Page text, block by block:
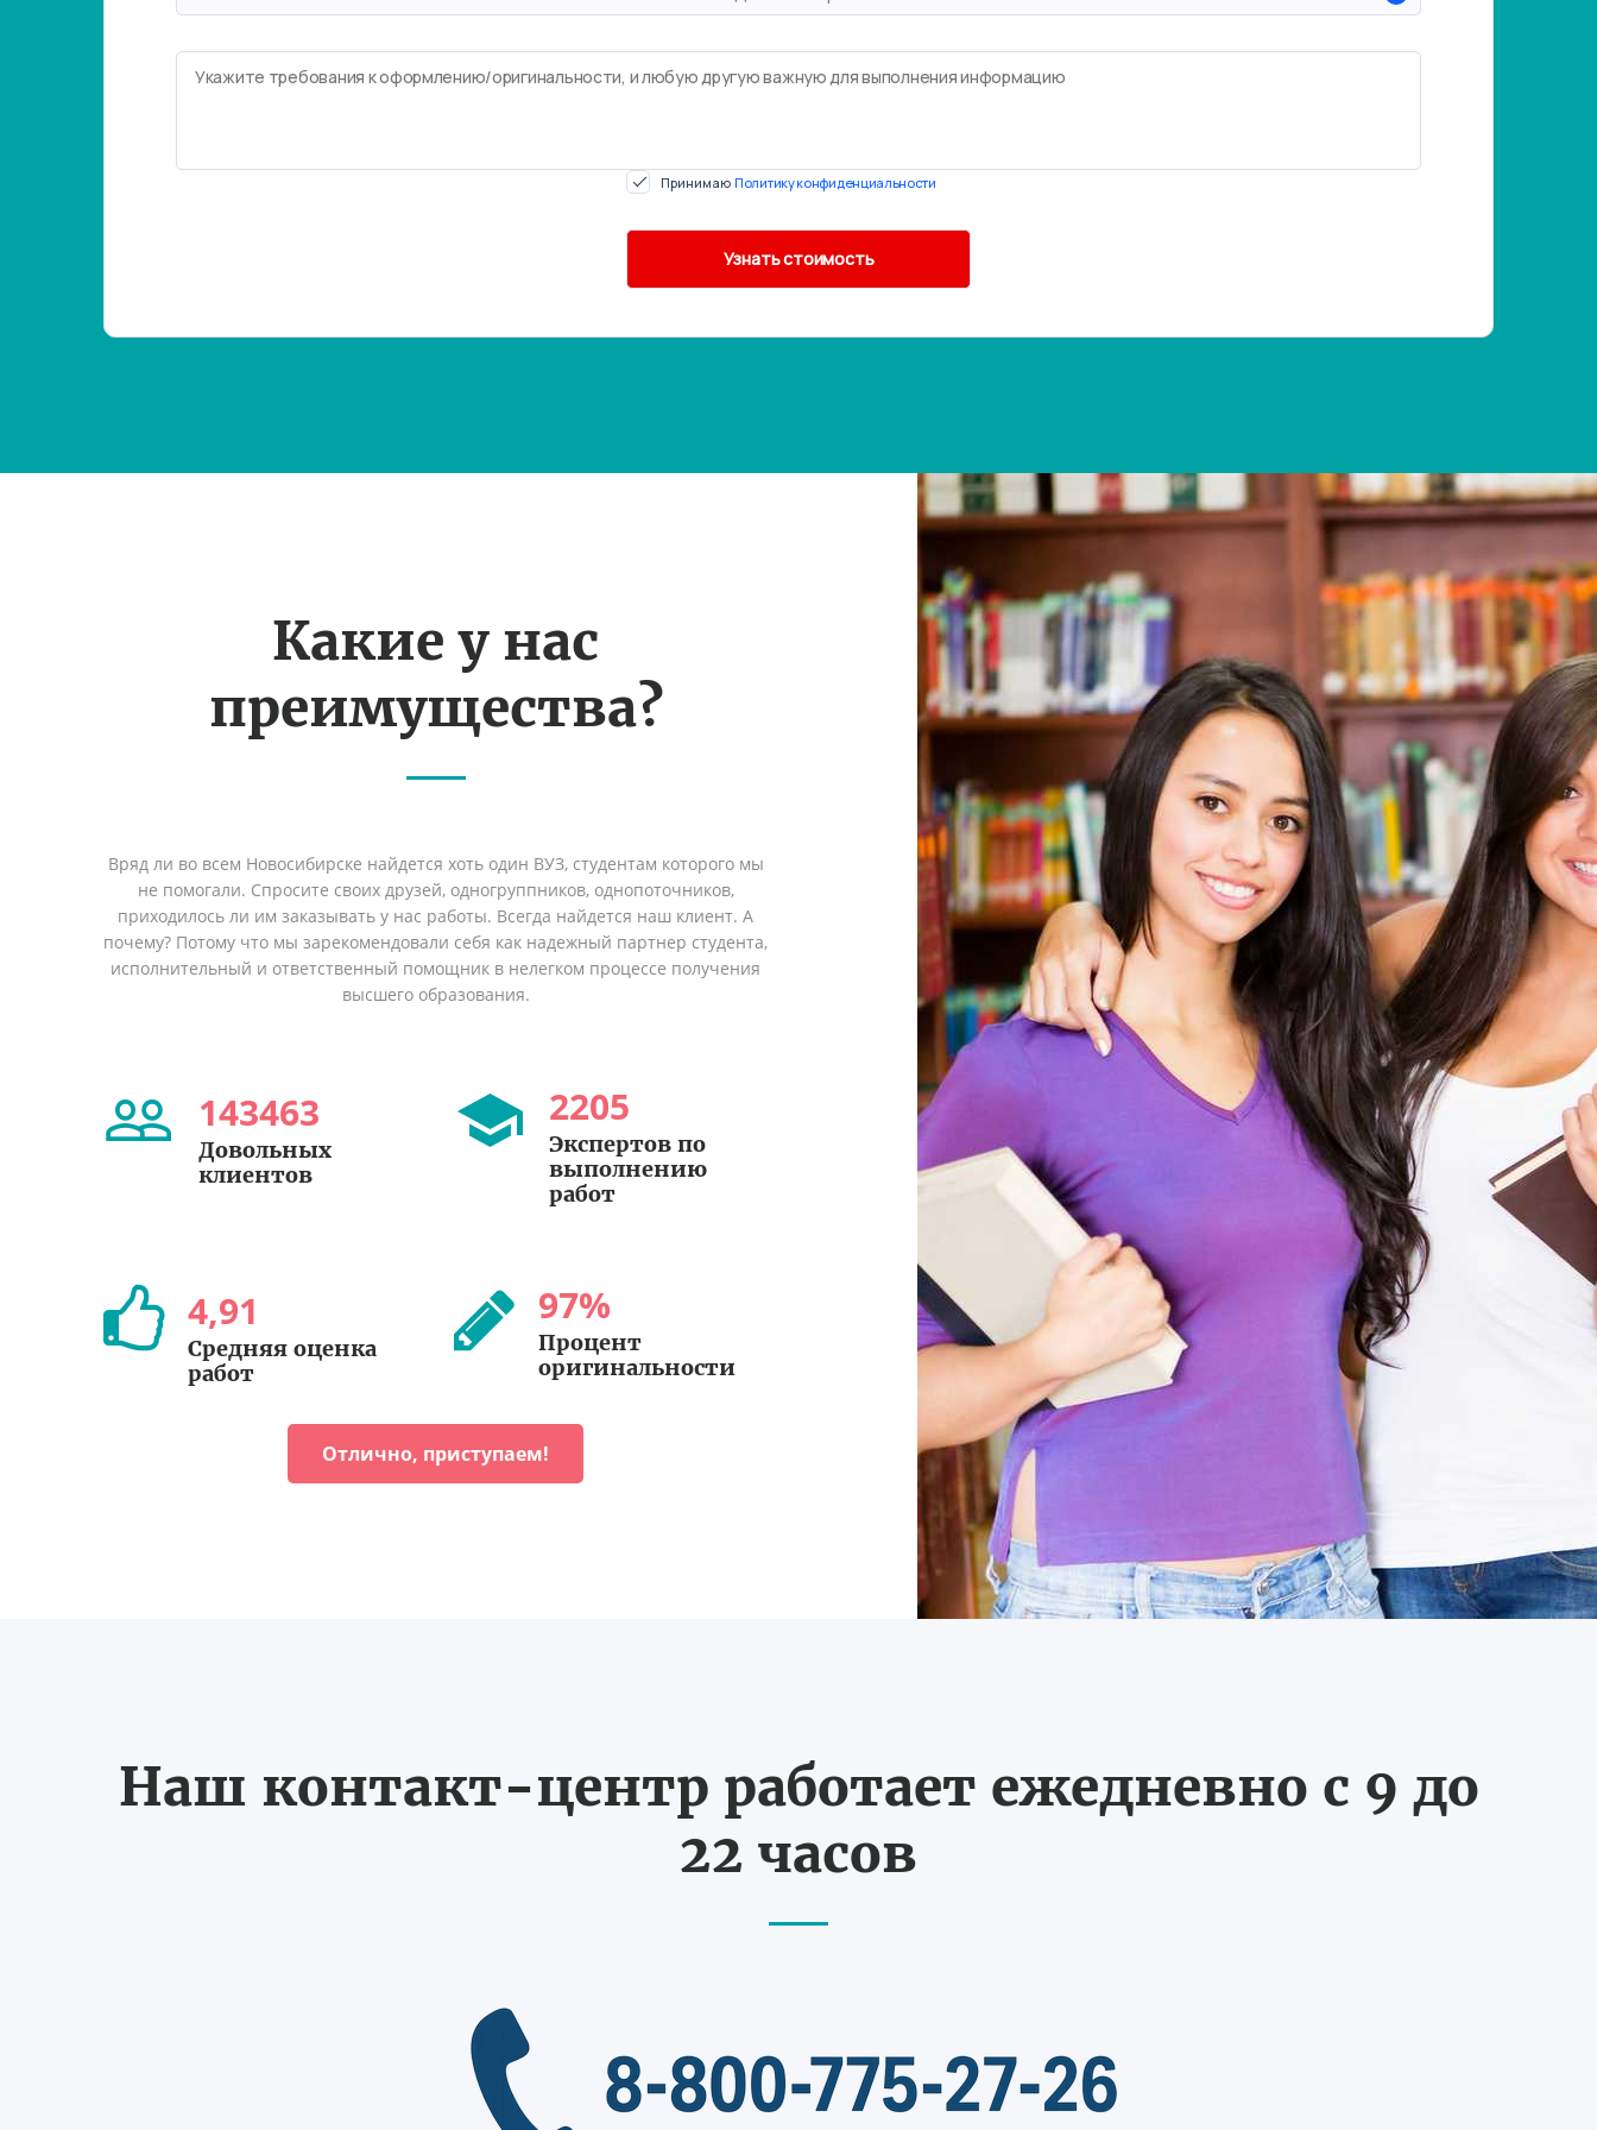
Принимаю Политику конфиденциальности
Какие у нас
преимущества?
Вряд ли во всем Новосибирске найдется хоть один ВУЗ, студентам которого мы
не помогали. Спросите своих друзей, одногруппников, однопоточников,
приходилось ли им заказывать у нас работы. Всегда найдется наш клиент. А
почему? Потому что мы зарекомендовали себя как надежный партнер студента,
исполнительный и ответственный помощник в нелегком процессе получения
высшего образования.
143463
Довольных
клиентов
2205
Экспертов по
выполнению
работ
4,91
Средняя оценка
работ
97%
Процент
оригинальности
Отлично, приступаем!
Наш контакт-центр работает ежедневно с 9 до
22 часов